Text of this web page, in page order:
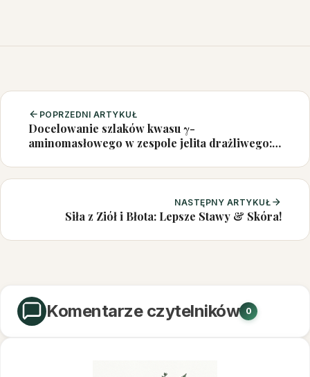
POPRZEDNI ARTYKUŁ
Docelowanie szlaków kwasu γ-
aminomasłowego w zespole jelita drażliwego:
zaburzeń jelitowych i osi mikrobiota-jelito-
NASTĘPNY ARTYKUŁ
Siła z Ziół i Błota: Lepsze Stawy & Skóra!
Komentarze czytelników 0